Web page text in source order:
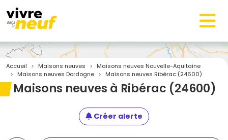
Accueil Maisons neuves
Maisons neuves Nouvelle-Aquitaine
Maisons neuves Dordogne
Maisons neuves Ribérac (24600)
Maisons neuves à Ribérac (24600)
Créer alerte